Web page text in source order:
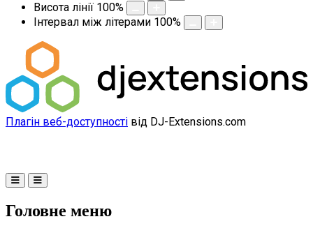
Висота лінії 100%
Інтервал між літерами 100%
Плагін веб-доступності від DJ-Extensions.com
Головне меню